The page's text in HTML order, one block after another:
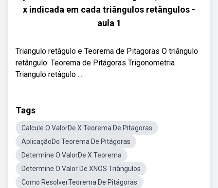
x indicada em cada triângulos retângulos -
aula 1
Triangulo retâgulo e Teorema de Pitagoras O triângulo
retângulo: Teorema de Pitágoras Trigonometria
Triangulo retâgulo ...
Tags
Calcule O ValorDe X Teorema De Pitagoras
AplicaçãoDo Teorema De Pitágoras
Determine O ValorDe X Teorema
Determine O Valor De XNOS Triângulos
Como ResolverTeorema De Pitágoras